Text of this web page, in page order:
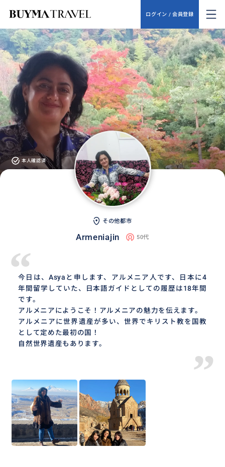
ログイン / 会員登録
本人確認済
その他都市
Armeniajin 50代
“
今日は、Asyaと申します、アルメニア人です、日本に4
年間留学していた、日本語ガイドとしての履歴は18年間
です。
アルメニアにようこそ！アルメニアの魅力を伝えます。
アルメニアに世界遺産が多い、世界でキリスト教を国教
として定めた最初の国！
自然世界遺産もあります。
”